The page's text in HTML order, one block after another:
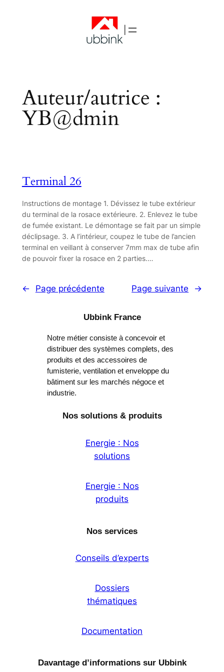
Auteur/autrice :
YB@dmin
Terminal 26
Instructions de montage 1. Dévissez le tube extérieur
du terminal de la rosace extérieure. 2. Enlevez le tube
de fumée existant. Le démontage se fait par un simple
déclipsage. 3. A l’intérieur, coupez le tube de l’ancien
terminal en veillant à conserver 7mm max de tube afin
de pouvoir fixer la rosace en 2 parties.…
← Page précédente Page suivante →
Ubbink France
Notre métier consiste à concevoir et
distribuer des systèmes complets, des
produits et des accessoires de
fumisterie, ventilation et enveloppe du
bâtiment sur les marchés négoce et
industrie.
Nos solutions & produits
Energie : Nos
solutions
Energie : Nos
produits
Nos services
Conseils d’experts
Dossiers
thématiques
Documentation
Davantage d’informations sur Ubbink